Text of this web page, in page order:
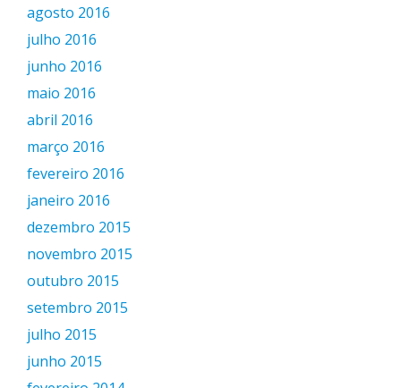
agosto 2016
julho 2016
junho 2016
maio 2016
abril 2016
março 2016
fevereiro 2016
janeiro 2016
dezembro 2015
novembro 2015
outubro 2015
setembro 2015
julho 2015
junho 2015